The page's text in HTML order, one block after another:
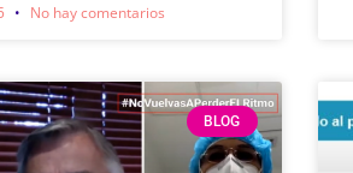
No hay comentarios
BLOG